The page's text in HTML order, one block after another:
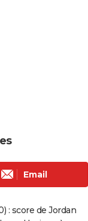
Email
: score de Jordan